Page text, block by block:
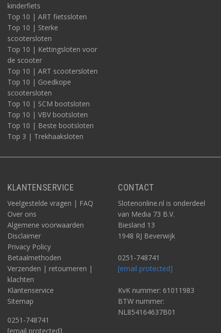
kinderfiets
Top 10 | ART fietssloten
Top 10 | Sterke
scootersloten
Top 10 | Kettingsloten voor
de scooter
Top 10 | ART scootersloten
Top 10 | Goedkope
scootersloten
Top 10 | SCM bootsloten
Top 10 | VBV bootsloten
Top 10 | Beste bootsloten
Top 3 | Trekhaaksloten
KLANTENSERVICE
Veelgestelde vragen | FAQ
Over ons
Algemene voorwaarden
Disclaimer
Privacy Policy
Betaalmethoden
Verzenden | retourneren |
klachten
Klantenservice
Sitemap
0251-748741
[email protected]
CONTACT
Slotenonline.nl is onderdeel
van Media 73 B.V.
Biesland 13
1948 RJ Beverwijk
0251-748741
[email protected]
KvK nummer: 61011983
BTW nummer:
NL854164637B01